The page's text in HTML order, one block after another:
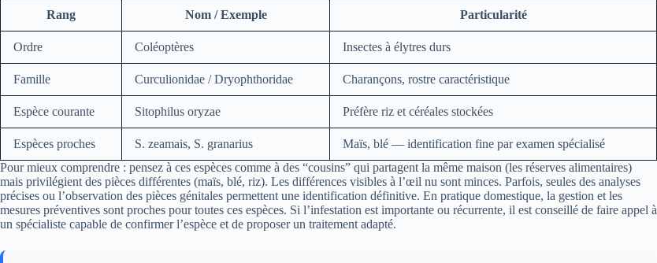
Rang Nom / Exemple Particularité
Ordre Coléoptères Insectes à élytres durs
Famille Curculionidae / Dryophthoridae Charançons, rostre caractéristique
Espèce courante Sitophilus oryzae Préfère riz et céréales stockées
Espèces proches S. zeamais, S. granarius
Maïs, blé — identification fine par examen spécialisé
Pour mieux comprendre : pensez à ces espèces comme à des “cousins” qui partagent la même maison (les réserves alimentaires)
mais privilégient des pièces différentes (maïs, blé, riz). Les différences visibles à l’œil nu sont minces. Parfois, seules des analyses
précises ou l’observation des pièces génitales permettent une identification définitive. En pratique domestique, la gestion et les
mesures préventives sont proches pour toutes ces espèces. Si l’infestation est importante ou récurrente, il est conseillé de faire appel à
un spécialiste capable de confirmer l’espèce et de proposer un traitement adapté.